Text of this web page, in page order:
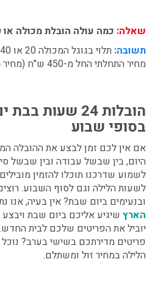
שאלה: כמה עולה הובלת מכולה או
תשובה:
מחיר התחלתי החל מ-450 ש"ח (מחיר ממוצע).
הובלות 24 שעות בבת ים
בסופי שבוע
אם אין לכם זמן לבצע את ההובלה
היום, בין שבשל עבודה ובין שבשל
לשמוע שדרכנו תוכלו להזמין
לשעות הלילה וגם לסוף השבוע.
ובנעימים ביום שבת? אין בעיה, אנו
הארץ שיגיע אליכם ביום שבת ויבצע
יוביל את הפריטים שלכם לבית
פריטים מדירתכם בשישי בערב?
הלילה במחיר זול ומשתלם.